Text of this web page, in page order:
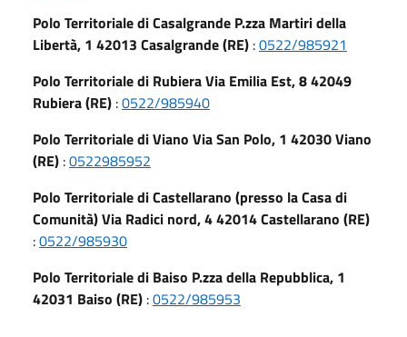
Polo Territoriale di Casalgrande P.zza Martiri della
Libertà, 1 42013 Casalgrande (RE) :0522/985921
Polo Territoriale di Rubiera Via Emilia Est, 8 42049
Rubiera (RE) :0522/985940
Polo Territoriale di Viano Via San Polo, 1 42030 Viano
(RE) :0522985952
Polo Territoriale di Castellarano (presso la Casa di
Comunità) Via Radici nord, 4 42014 Castellarano (RE)
:0522/985930
Polo Territoriale di Baiso P.zza della Repubblica, 1
42031 Baiso (RE) :0522/985953